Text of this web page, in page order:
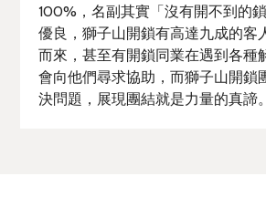
100%，名副其實「沒有開不到的
優良，獅子山開鎖有高達九成的客
而來，甚至有開鎖同業在遇到各種
會向他們尋求協助，而獅子山開鎖
決問題，展現團結就是力量的真諦。